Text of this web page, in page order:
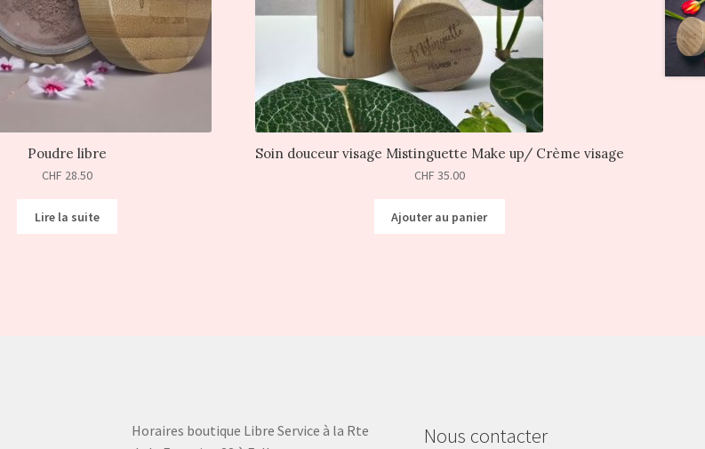
Poudre libre
CHF 28.50
Lire la suite
Soin douceur visage Mistinguette Make up/ Crème visage
CHF 35.00
Ajouter au panier
Horaires boutique Libre Service à la Rte
Nous contacter